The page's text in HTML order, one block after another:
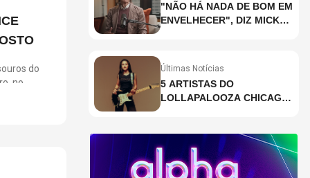
do
no
ingressos
clientes
CAREY
"NÃO HÁ NADA DE BOM EM
ENVELHECER", DIZ MICK
Últimas Notícias
5 ARTISTAS DO
LOLLAPALOOZA CHICAGO